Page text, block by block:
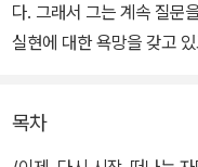
다. 그래서 그는 계속 질문
실현에 대한 욕망을 갖고
게 방황하는 사람들을 위해
목차